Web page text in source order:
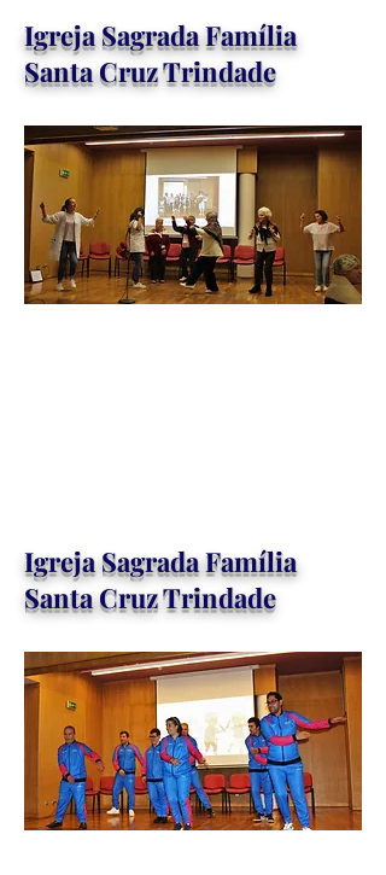
Igreja Sagrada Família
Santa Cruz Trindade
Igreja Sagrada Família
Santa Cruz Trindade